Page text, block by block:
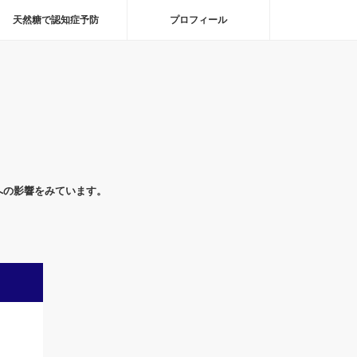
天然糖で認知症予防 プロフィール
影響をみています。